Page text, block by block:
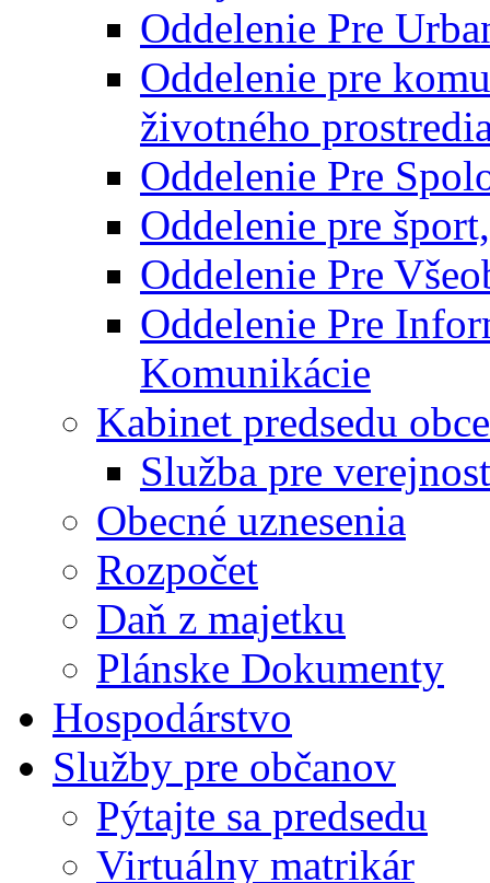
Oddelenie Pre
Oddelenie pre
životného
Oddelenie Pre
Oddelenie pre
Oddelenie Pre
Oddelenie Pre
Komunikácie
Kabinet predsedu obce
Služba pre
Obecné uznesenia
Rozpočet
Daň z majetku
Plánske Dokumenty
Hospodárstvo
Služby pre občanov
Pýtajte sa predsedu
Virtuálny matrikár